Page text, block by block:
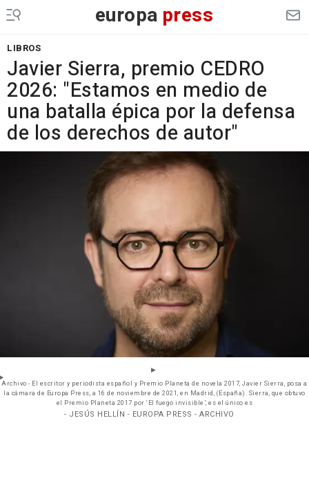
europa press
LIBROS
Javier Sierra, premio CEDRO
2026: "Estamos en medio de
una batalla épica por la defensa
de los derechos de autor"
Archivo - El escritor y periodista español y Premio Planeta de novela 2017, Javier Sierra, posa a
la cámara de Europa Press, a 16 de noviembre de 2021, en Madrid, (España). Sierra, que obtuvo
el Premio Planeta 2017 por ‘El fuego invisible’, es el único es
- JESÚS HELLÍN - EUROPA PRESS - ARCHIVO